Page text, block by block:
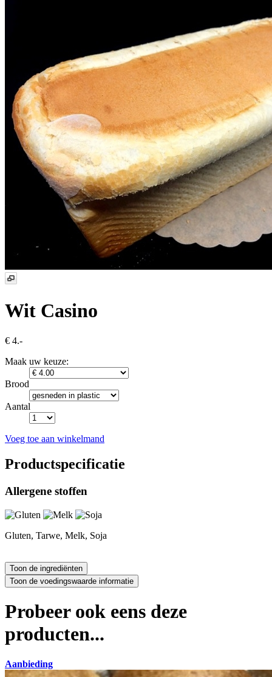
Wit Casino
€ 4.-
Maak uw keuze:
Brood
Aantal
Voeg toe aan winkelmand
Productspecificatie
Allergene stoffen
Gluten, Tarwe, Melk, Soja
Probeer ook eens deze
producten...
Aanbieding